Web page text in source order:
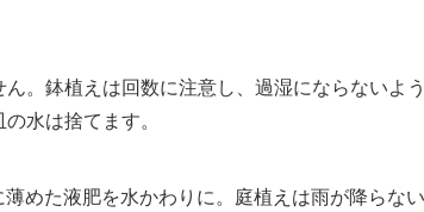
。鉢植えは回数に注意し、過湿にならないよ
水は捨てます。
めた液肥を水かわりに。庭植えは雨が降らな